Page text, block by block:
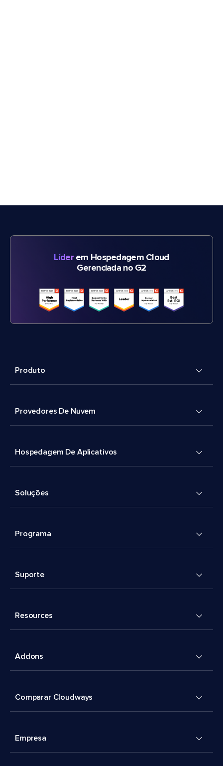
Líderem Hospedagem Cloud
Gerenciada no G2
Produto
Provedores De Nuvem
Hospedagem De Aplicativos
Soluções
Programa
Suporte
Resources
Addons
Comparar Cloudways
Empresa